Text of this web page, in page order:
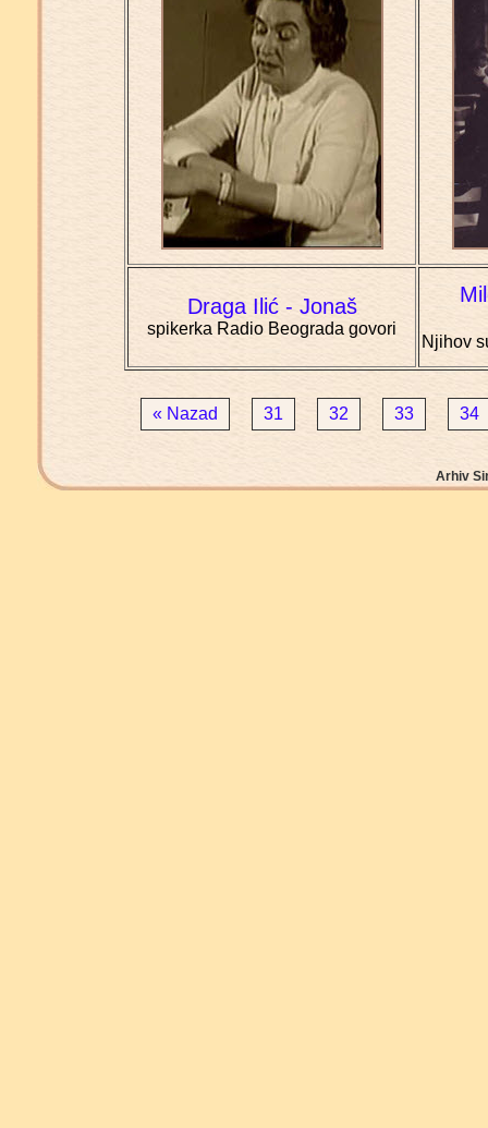
Draga Ilić - Jonaš
spikerka Radio Beograda govori
Njihov
« Nazad 31 32 33 34
Arhiv